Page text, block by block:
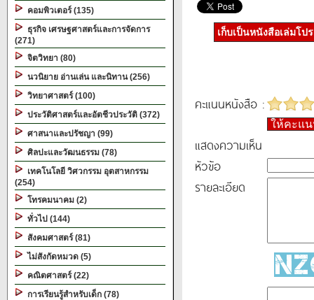
คอมพิวเตอร์ (135)
ธุรกิจ เศรษฐศาสตร์และการจัดการ
(271)
จิตวิทยา (80)
นวนิยาย อ่านเล่น และนิทาน (256)
วิทยาศาสตร์ (100)
ประวัติศาสตร์และอัตชีวประวัติ (372)
ศาสนาและปรัชญา (99)
ศิลปะและวัฒนธรรม (78)
เทคโนโลยี วิศวกรรม อุตสาหกรรม
(254)
โทรคมนาคม (2)
ทั่วไป (144)
สังคมศาสตร์ (81)
ไม่สังกัดหมวด (5)
คณิตศาสตร์ (22)
การเรียนรู้สำหรับเด็ก (78)
เก็บเป็นหนังสือเล่มโป
คะแนนหนังสือ :
ให้คะแ
แสดงความเห็น
หัวข้อ
รายละเอียด